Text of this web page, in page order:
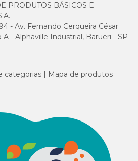
PRODUTOS BÁSICOS E
- Av. Fernando Cerqueira César
A - Alphaville Industrial, Barueri - SP
categorias Mapa de produtos